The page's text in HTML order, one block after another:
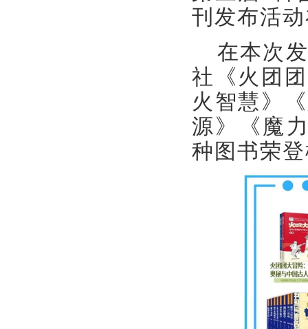
刊发布活
在本次
社《火团
火智慧》
源》《魔
种图书荣